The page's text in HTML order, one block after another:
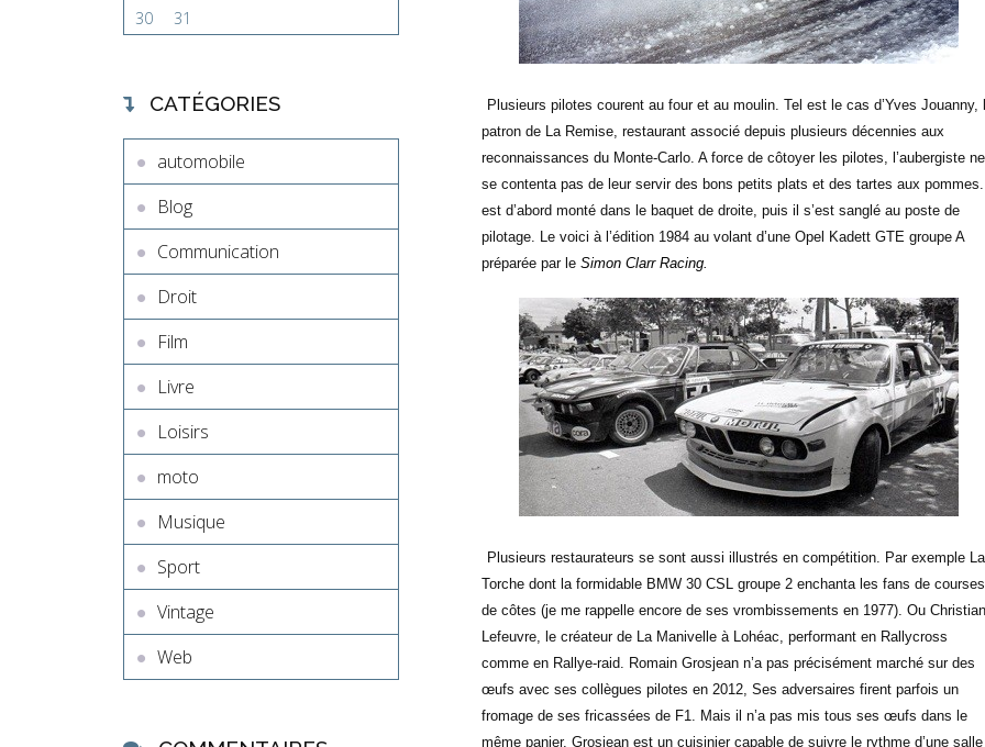
30
31
CATÉGORIES
automobile
Blog
Communication
Droit
Film
Livre
Loisirs
moto
Musique
Sport
Vintage
Web
Plusieurs pilotes courent au four et au moulin. Tel est le cas d’Yves Jouanny,
patron de La Remise, restaurant associé depuis plusieurs décennies aux
reconnaissances du Monte-Carlo. A force de côtoyer les pilotes, l’aubergiste ne
se contenta pas de leur servir des bons petits plats et des tartes aux
est d’abord monté dans le baquet de droite, puis il s’est sanglé au poste de
pilotage. Le voici à l’édition 1984 au volant d’une Opel Kadett GTE groupe A
préparée par le Simon Clarr Racing.
Plusieurs restaurateurs se sont aussi illustrés en compétition. Par exemple La
Torche dont la formidable BMW 30 CSL groupe 2 enchanta les fans de courses
de côtes (je me rappelle encore de ses vrombissements en 1977). Ou Christian
Lefeuvre, le créateur de La Manivelle à Lohéac, performant en Rallycross
comme en Rallye-raid. Romain Grosjean n’a pas précisément marché sur des
œufs avec ses collègues pilotes en 2012, Ses adversaires firent parfois un
fromage de ses fricassées de F1. Mais il n’a pas mis tous ses œufs dans le
même panier. Grosjean est un cuisinier capable de suivre le rythme d’une salle